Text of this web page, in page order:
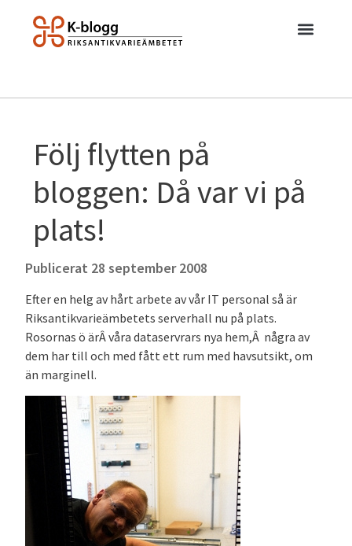
Följ flytten på
bloggen: Då var vi på
plats!
Publicerat 28 september 2008
Efter en helg av hårt arbete av vår IT personal så är
Riksantikvarieämbetets serverhall nu på plats.
Rosornas ö ärÂ våra dataservrars nya hem,Â några av
dem har till och med fått ett rum med havsutsikt, om
än marginell.